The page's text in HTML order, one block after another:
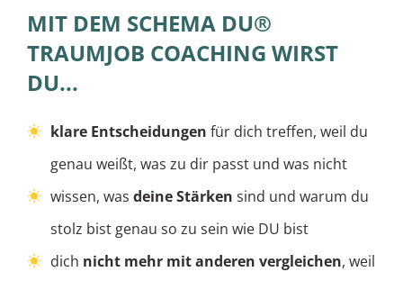
MIT DEM SCHEMA DU®
TRAUMJOB COACHING WIRST
DU...
klare Entscheidungen für dich treffen, weil du
genau weißt, was zu dir passt und was nicht
wissen, was deine Stärken sind und warum du
stolz bist genau so zu sein wie DU bist
dich nicht mehr mit anderen vergleichen, weil